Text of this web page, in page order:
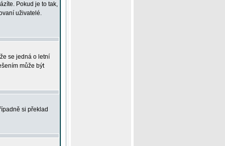
Pokud je to tak,
uživatelé.
se jedná o letní
může být
si překlad